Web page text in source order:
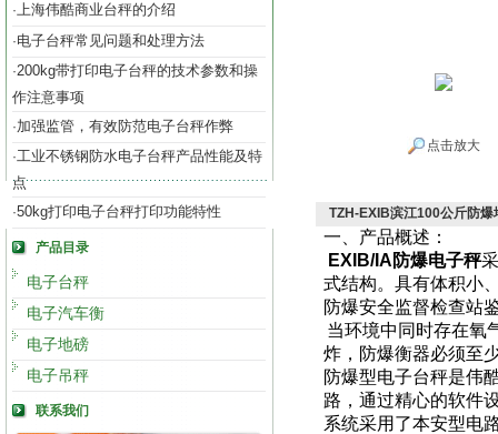
·上海伟酷商业台秤的介绍
·电子台秤常见问题和处理方法
·200kg带打印电子台秤的技术参数和操
作注意事项
·加强监管，有效防范电子台秤作弊
·工业不锈钢防水电子台秤产品性能及特
点
·50kg打印电子台秤打印功能特性
产品目录
电子台秤
电子汽车衡
电子地磅
电子吊秤
联系我们
点击放大
TZH-EXIB滨江100公斤防
一、产品概述：
EXIB/IA 防爆电子秤
式结构。具有体积小
防爆安全监督检查站
当环境中同时存在氧
炸，防爆衡器必须至
防爆型电子台秤是伟
路，通过精心的软件
系统采用了本安型电